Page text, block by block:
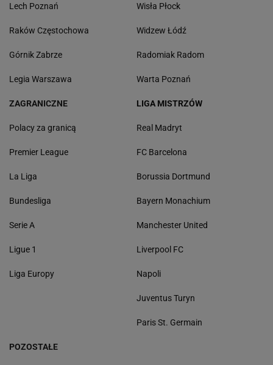
Lech Poznań
Raków Częstochowa
Górnik Zabrze
Legia Warszawa
Wisła Płock
Widzew Łódź
Radomiak Radom
Warta Poznań
ZAGRANICZNE
Polacy za granicą
Premier League
La Liga
Bundesliga
Serie A
Ligue 1
Liga Europy
LIGA MISTRZÓW
Real Madryt
FC Barcelona
Borussia Dortmund
Bayern Monachium
Manchester United
Liverpool FC
Napoli
Juventus Turyn
Paris St. Germain
POZOSTAŁE